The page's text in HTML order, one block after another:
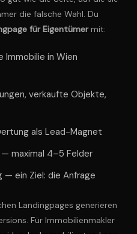
die falsche Wahl. Du
für Eigentümermit:
Immobilie in Wien
verkaufte Objekte,
als Lead-Magnet
maximal 4–5 Felder
— ein Ziel: die Anfrage
Landingpages generieren
Für Immobilienmakler